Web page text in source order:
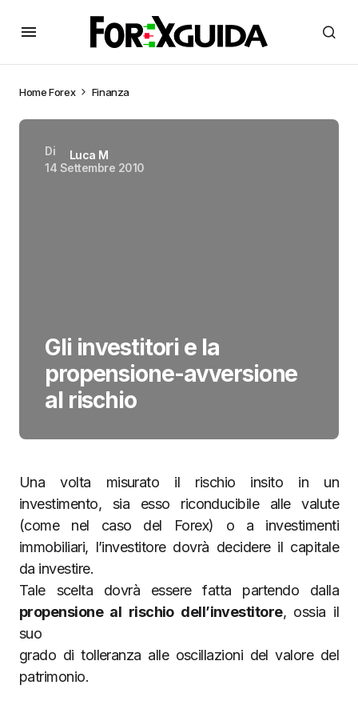
HomeForex Finanza
Di
Luca M
14 Settembre 2010
Gli investitori e la
propensione-avversione
al rischio
Una volta misurato il rischio insito in un
investimento, sia esso riconducibile alle valute
(come nel caso del Forex) o a investimenti
immobiliari, l’investitore dovrà decidere il capitale
da investire.
Tale scelta dovrà essere fatta partendo dalla
propensione al rischio dell’investitore, ossia il
suo
grado di tolleranza alle oscillazioni del valore del
patrimonio.